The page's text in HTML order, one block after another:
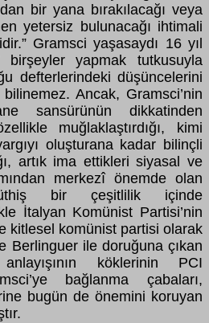
bir yana bırakılacağı veya
yetersiz bulunacağı ihtimali
Gramsci yaşasaydı 16 yıl
yapmak tutkusuyla
defterlerindeki düşüncelerini
Ancak, Gramsci’nin
sansürünün dikkatinden
muğlaklaştırdığı, kimi
oluşturana kadar bilinçli
artık ima ettikleri siyasal ve
merkezî önemde olan
bir çeşitlilik içinde
İtalyan Komünist Partisi’nin
kitlesel komünist partisi olarak
Berlinguer ile doruğuna çıkan
köklerinin PCI
bağlanma çabaları,
bugün de önemini koruyan